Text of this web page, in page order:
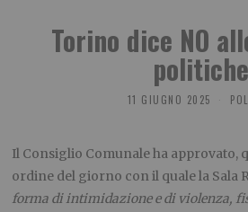
Torino dice NO
politiche
11 GIUGNO 2025
Il Consiglio Comunale ha approvato,
ordine del giorno con il quale la Sala
forma di intimidazione e di violenza,